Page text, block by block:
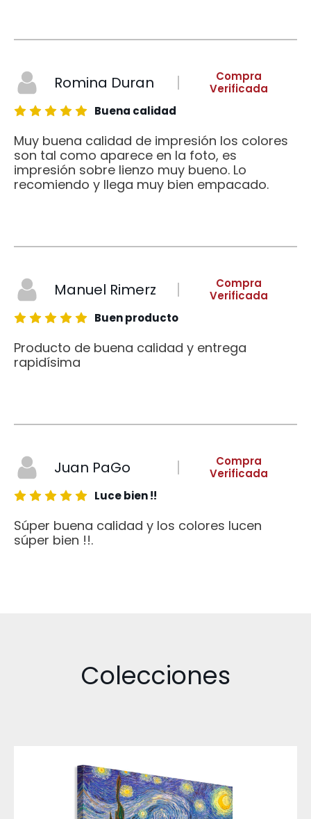
Romina Duran
Compra
Verificada
Buena calidad
Muy buena calidad de impresión los colores
son tal como aparece en la foto, es
impresión sobre lienzo muy bueno. Lo
recomiendo y llega muy bien empacado.
Manuel Rimerz
Compra
Verificada
Buen producto
Producto de buena calidad y entrega
rapidísima
Juan PaGo
Compra
Verificada
Luce bien !!
Súper buena calidad y los colores lucen
súper bien !!.
Colecciones